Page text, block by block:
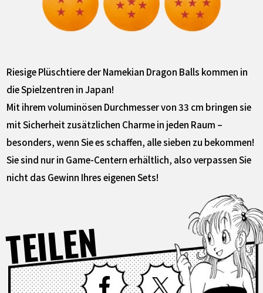
Riesige Plüschtiere der Namekian Dragon Balls kommen in
die Spielzentren in Japan!
Mit ihrem voluminösen Durchmesser von 33 cm bringen sie
mit Sicherheit zusätzlichen Charme in jeden Raum –
besonders, wenn Sie es schaffen, alle sieben zu bekommen!
Sie sind nur in Game-Centern erhältlich, also verpassen Sie
nicht das Gewinn Ihres eigenen Sets!
TEILEN Facebook X